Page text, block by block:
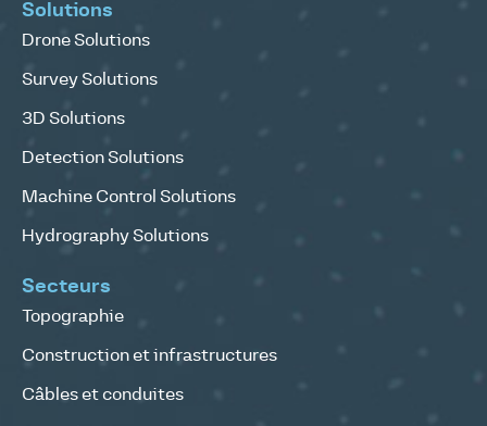
Solutions
Drone Solutions
Survey Solutions
3D Solutions
Detection Solutions
Machine Control Solutions
Hydrography Solutions
Secteurs
Topographie
Construction et infrastructures
Câbles et conduites